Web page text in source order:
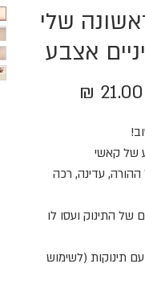
שלי
אצבע
של קאשי
עדינה, רכה
של התינוק ועסו לו
תינוקות (לשימוש